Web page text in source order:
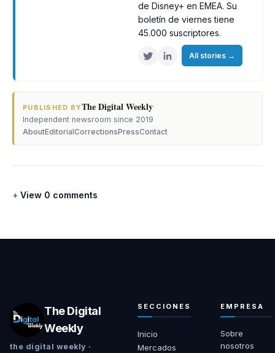
de Disney+ en EMEA. Su
boletín de viernes tiene
45.000 suscriptores.
All stories →
PUBLISHED BYThe Digital Weekly·
Independent newsroom since 2019
AboutEditorialCorrectionsPressContact
View 0 comments
The Digital
Weekly
the digital weekly ·
SECCIONES
Inicio
Mercados
EMPRESA
Sobre
nosotros